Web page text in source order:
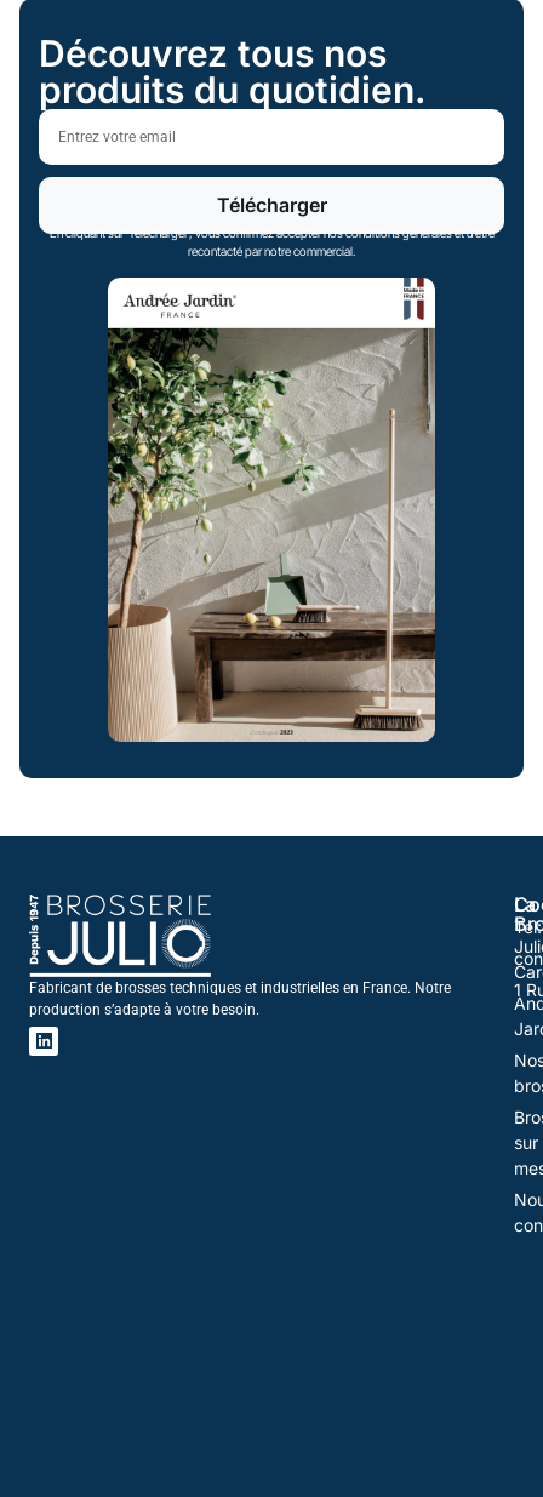
Découvrez tous nos
produits du quotidien.
Télécharger
En cliquant sur ‘Télécharger’, vous confirmez accepter nos conditions générales et d’être
recontacté par notre commercial.
Fabricant de brosses techniques et industrielles en France. Notre
production s’adapte à votre besoin.
La
sur
1